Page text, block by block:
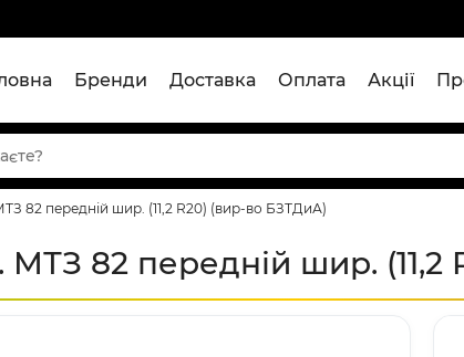
Бренди Доставка Оплата Акції
82 передній шир. (11,2 R20) (вир-во БЗТДиА)
МТЗ 82 передній шир.